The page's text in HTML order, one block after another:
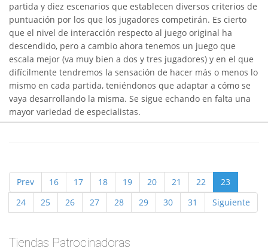
partida y diez escenarios que establecen diversos criterios de
puntuación por los que los jugadores competirán. Es cierto
que el nivel de interacción respecto al juego original ha
descendido, pero a cambio ahora tenemos un juego que
escala mejor (va muy bien a dos y tres jugadores) y en el que
difícilmente tendremos la sensación de hacer más o menos lo
mismo en cada partida, teniéndonos que adaptar a cómo se
vaya desarrollando la misma. Se sigue echando en falta una
mayor variedad de especialistas.
Prev 16 17 18 19 20 21 22
23
24
25 26 27 28 29 30 31 Siguiente
Tiendas Patrocinadoras